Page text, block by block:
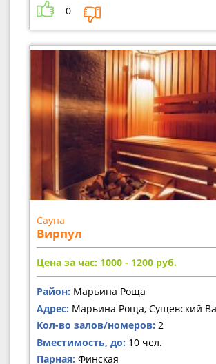
0
Сауна
Вирпул
Цена за час: 1000 - 1200 руб.
Район: Марьина Роща
Адрес: Марьина Роща, Сущевский
Кол-во залов/номеров: 2
Вместимость, до: 10 чел.
Парная: Финская